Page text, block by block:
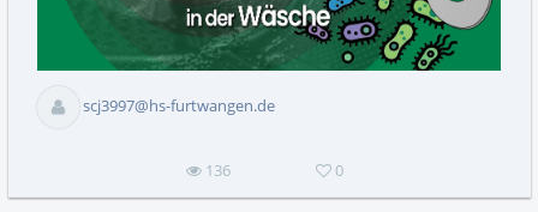
scj3997@hs-furtwangen.de
136 0